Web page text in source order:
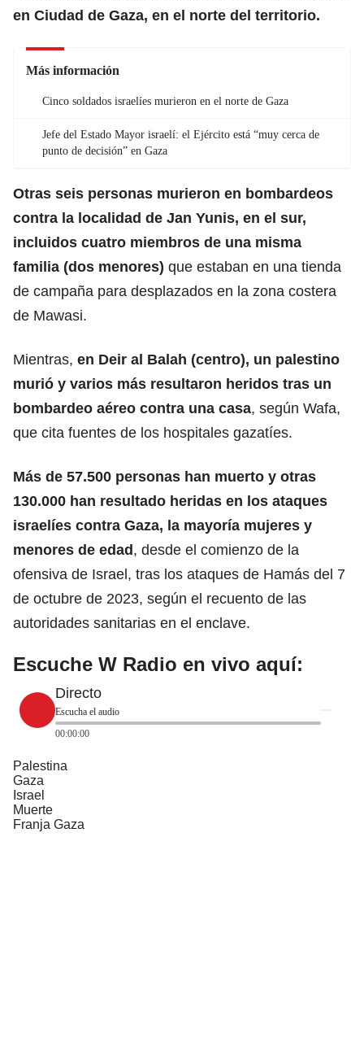
en Ciudad de Gaza, en el norte del territorio.
Más información
Cinco soldados israelíes murieron en el norte de Gaza
Jefe del Estado Mayor israelí: el Ejército está “muy cerca de
punto de decisión” en Gaza
Otras seis personas murieron en bombardeos
contra la localidad de Jan Yunis, en el sur,
incluidos cuatro miembros de una misma
familia (dos menores) que estaban en una tienda
de campaña para desplazados en la zona costera
de Mawasi.
Mientras, en Deir al Balah (centro), un palestino
murió y varios más resultaron heridos tras un
bombardeo aéreo contra una casa, según Wafa,
que cita fuentes de los hospitales gazatíes.
Más de 57.500 personas han muerto y otras
130.000 han resultado heridas en los ataques
israelíes contra Gaza, la mayoría mujeres y
menores de edad, desde el comienzo de la
ofensiva de Israel, tras los ataques de Hamás del 7
de octubre de 2023, según el recuento de las
autoridades sanitarias en el enclave.
Escuche W Radio en vivo aquí:
Directo
Escucha el audio
00:00:00
Palestina
Gaza
Israel
Muerte
Franja Gaza